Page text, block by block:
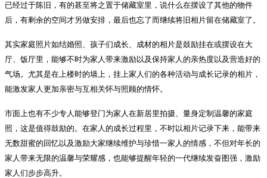
已经过于陈旧，有的甚至将之置于储藏室里，说什么在摆设了其他的物件
后，有剩余的空间才另做安排，最后也忘了而继续将旧相片留在储藏室了。
其实家庭照片如结婚照、孩子们成长、成材的相片是鼓励挂在或摆设在大
厅、饭厅里，能够不时为家人带来激励以及保持家人的亲热度以及营造好的
气场。尤其是在上楼时的墙上，挂上家人们的各种活动与成长记录的相片，
能激发家人更加亲密与互相关怀与照顾的情怀。
市面上也有不少专人能够登门为家人在新居里拍摄、量身定制温馨的家庭
照，这是值得鼓励的。在家人的成长过程里，不时以相片记录下来，能带来
无数甜蜜的回忆以及激励大家继续维护与珍惜一家人的情感，不但对年长的
家人带来无限的温馨与荣耀感，也能够提醒年轻的一代继续发奋图强，激励
家人们步步高升。